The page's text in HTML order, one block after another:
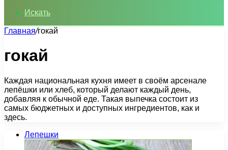
Искать
Главная/гокай
гокай
Каждая национальная кухня имеет в своём арсенале
лепёшки или хлеб, который делают каждый день,
добавляя к обычной еде. Такая выпечка состоит из
самых бюджетных и доступных ингредиентов, как и
здесь.
Лепешки